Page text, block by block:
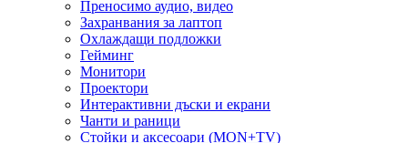
Преносимо аудио, видео
Захранвания за лаптоп
Охлаждащи подложки
Гейминг
Монитори
Проектори
Интерактивни дъски и екрани
Чанти и раници
Стойки и аксесоари (MON+TV)